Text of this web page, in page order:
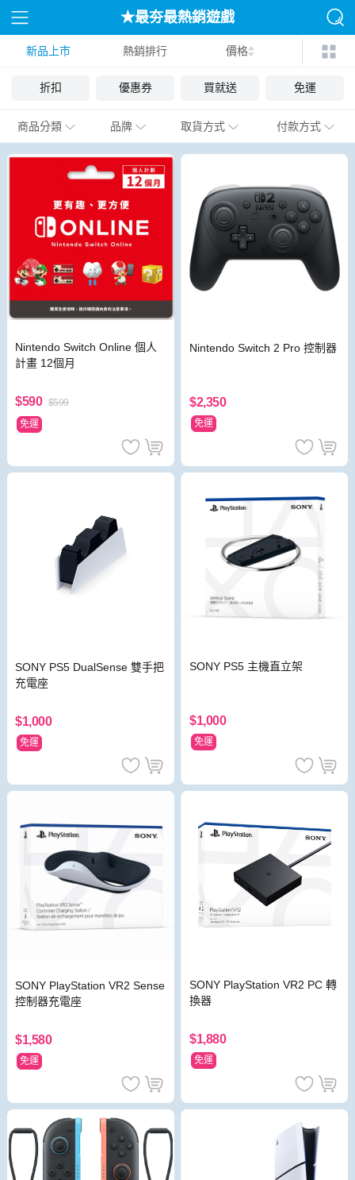
★最夯最熱銷遊戲
新品上市 熱銷排行 價格
折扣 優惠券 買就送 免運
商品分類 品牌 取貨方式 付款方式
Nintendo Switch Online 個人
計畫 12個月
$590 $599
免運
Nintendo Switch 2 Pro 控制器
$2,350
免運
SONY PS5 DualSense 雙手把
充電座
$1,000
免運
SONY PS5 主機直立架
$1,000
免運
SONY PlayStation VR2 Sense
控制器充電座
$1,580
免運
SONY PlayStation VR2 PC 轉
換器
$1,880
免運